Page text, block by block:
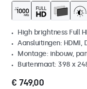
High brightness Full
Aansluitingen: HDMI,
Montage: inbouw,
Buitenmaat: 398 x
€ 749,00